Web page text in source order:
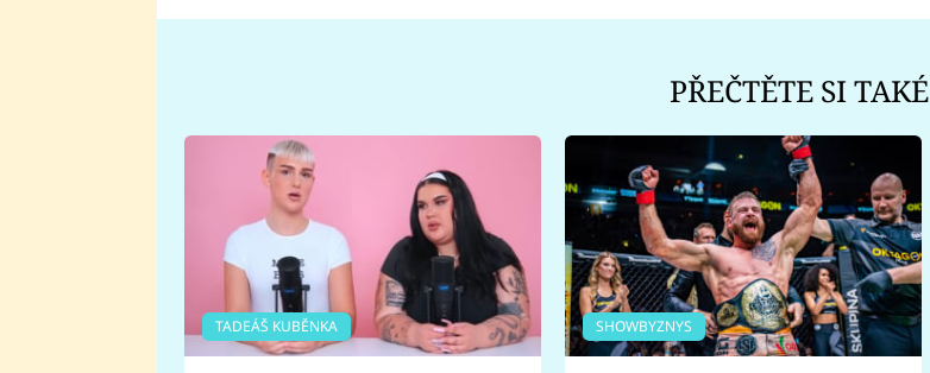
PŘEČTĚTE SI TAKÉ
TADEÁŠ KUBĚNKA SHOWBYZNYS